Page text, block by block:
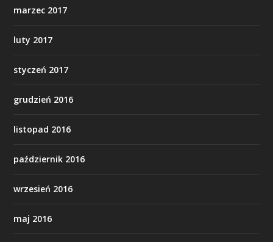
marzec 2017
luty 2017
styczeń 2017
grudzień 2016
listopad 2016
październik 2016
wrzesień 2016
maj 2016